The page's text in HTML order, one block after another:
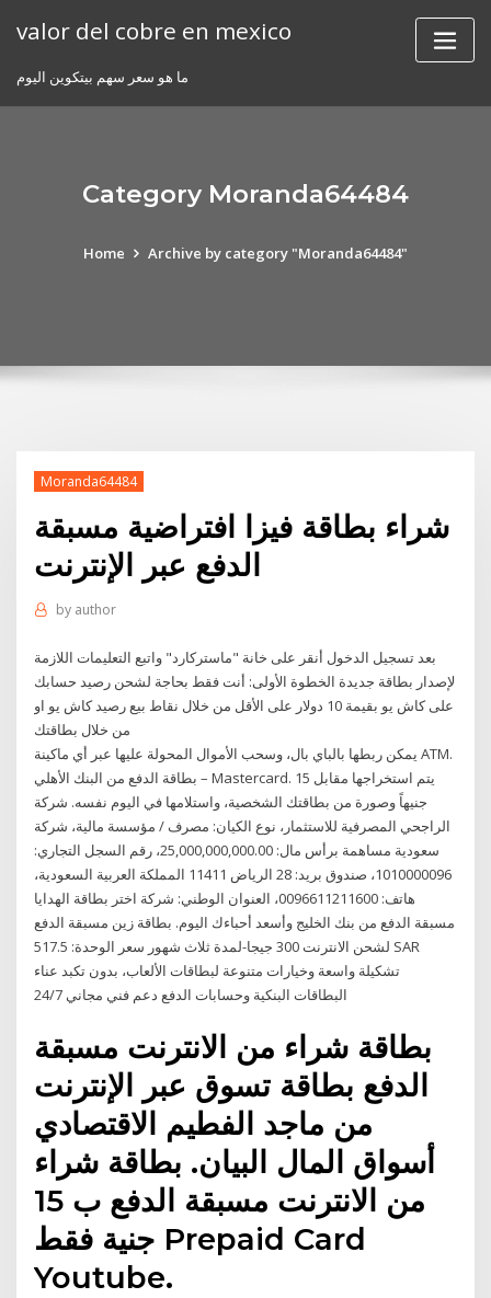
valor del cobre en mexico
ما هو سعر سهم بيتكوين اليوم
Category Moranda64484
Home Archive by category "Moranda64484"
Moranda64484
شراء بطاقة فيزا افتراضية مسبقة
الدفع عبر الإنترنت
by author
بعد تسجيل الدخول أنقر على خانة "ماستركارد" واتبع التعليمات اللازمة
لإصدار بطاقة جديدة الخطوة الأولى: أنت فقط بحاجة لشحن رصيد حسابك
على كاش يو بقيمة 10 دولار على الأقل من خلال نقاط بيع رصيد كاش يو او
من خلال بطاقتك
يمكن ربطها بالباي بال، وسحب الأموال المحولة عليها عبر أي ماكينة ATM.
بطاقة الدفع من البنك الأهلي – Mastercard. يتم استخراجها مقابل 15
جنيهاً وصورة من بطاقتك الشخصية، واستلامها في اليوم نفسه. شركة
الراجحي المصرفية للاستثمار، نوع الكيان: مصرف / مؤسسة مالية، شركة
سعودية مساهمة برأس مال: 25,000,000,000.00، رقم السجل التجاري:
1010000096، صندوق بريد: 28 الرياض 11411 المملكة العربية السعودية،
هاتف: 0096611211600، العنوان الوطني: شركة اختر بطاقة الهدايا
مسبقة الدفع من بنك الخليج وأسعد أحباءك اليوم. بطاقة زين مسبقة الدفع
لشحن الانترنت 300 جيجا-لمدة ثلاث شهور سعر الوحدة: 517.5 SAR
تشكيلة واسعة وخيارات متنوعة لبطاقات الألعاب، بدون تكبد عناء
البطاقات البنكية وحسابات الدفع دعم فني مجاني 24/7
بطاقة شراء من الانترنت مسبقة
الدفع بطاقة تسوق عبر الإنترنت
من ماجد الفطيم الاقتصادي
أسواق المال البيان. بطاقة شراء
من الانترنت مسبقة الدفع ب 15
جنية فقط Prepaid Card
Youtube.